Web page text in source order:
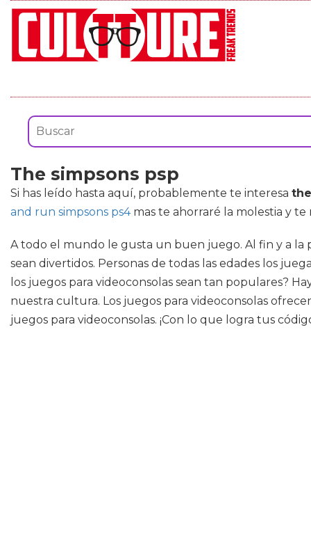
The simpsons psp
Si has leído hasta aquí, probablemente te interesa
and run simpsons ps4mas te ahorraré la molestia y
A todo el mundo le gusta un buen juego. Al fin y a la
sean divertidos. Personas de todas las edades los
los juegos para videoconsolas sean tan populares?
nuestra cultura. Los juegos para videoconsolas
juegos para videoconsolas. ¡Con lo que logra tus